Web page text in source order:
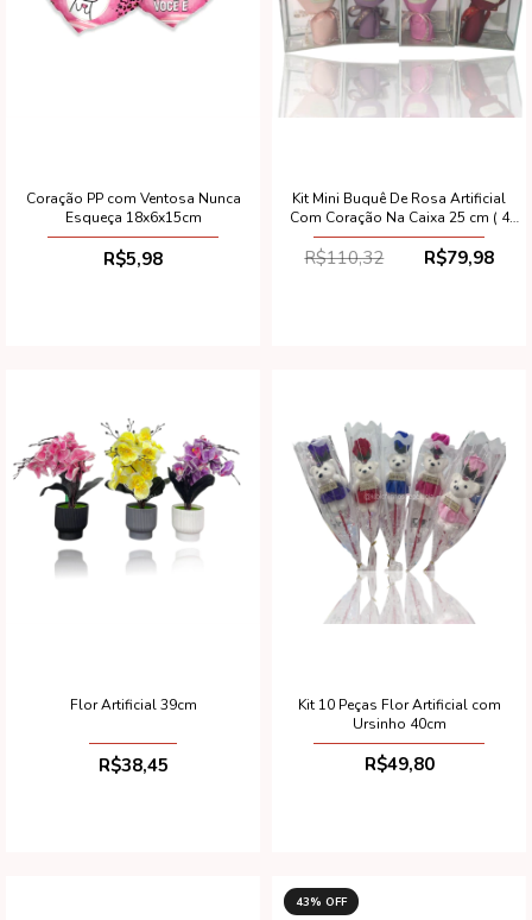
Coração PP com Ventosa Nunca
Esqueça 18x6x15cm
R$5,98
Kit Mini Buquê De Rosa Artificial
Com Coração Na Caixa 25 cm ( 4
Peças)
R$110,32 R$79,98
Flor Artificial 39cm
R$38,45
Kit 10 Peças Flor Artificial com
Ursinho 40cm
R$49,80
43% OFF